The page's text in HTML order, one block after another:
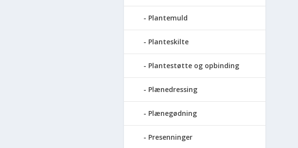
Plantemuld
Planteskilte
Plantestøtte og opbinding
Plænedressing
Plænegødning
Presenninger